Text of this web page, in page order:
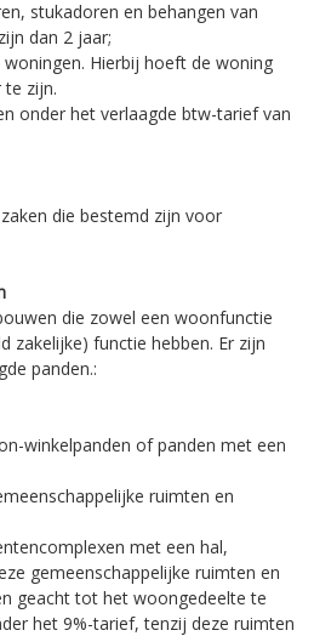
stukadoren en behangen van
dan 2 jaar;
Hierbij hoeft de woning
zijn.
onder het verlaagde btw-tarief van
die bestemd zijn voor
die zowel een woonfunctie
zakelijke) functie hebben. Er zijn
panden.:
winkelpanden of panden met een
ruimten en
met een hal,
gemeenschappelijke ruimten en
geacht tot het woongedeelte te
het 9%-tarief, tenzij deze ruimten